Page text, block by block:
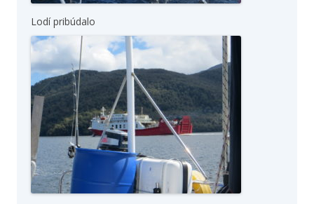
Lodí pribúdalo